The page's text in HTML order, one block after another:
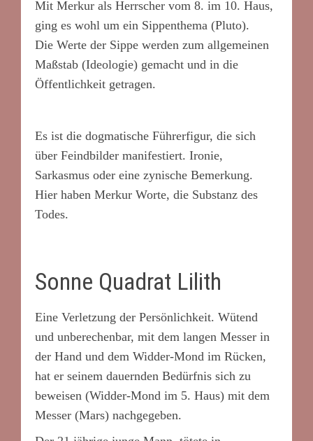
Mit Merkur als Herrscher vom 8. im 10. Haus,
ging es wohl um ein Sippenthema (Pluto).
Die Werte der Sippe werden zum allgemeinen
Maßstab (Ideologie) gemacht und in die
Öffentlichkeit getragen.
Es ist die dogmatische Führerfigur, die sich
über Feindbilder manifestiert. Ironie,
Sarkasmus oder eine zynische Bemerkung.
Hier haben Merkur Worte, die Substanz des
Todes.
Sonne Quadrat Lilith
Eine Verletzung der Persönlichkeit. Wütend
und unberechenbar, mit dem langen Messer in
der Hand und dem Widder-Mond im Rücken,
hat er seinem dauernden Bedürfnis sich zu
beweisen (Widder-Mond im 5. Haus) mit dem
Messer (Mars) nachgegeben.